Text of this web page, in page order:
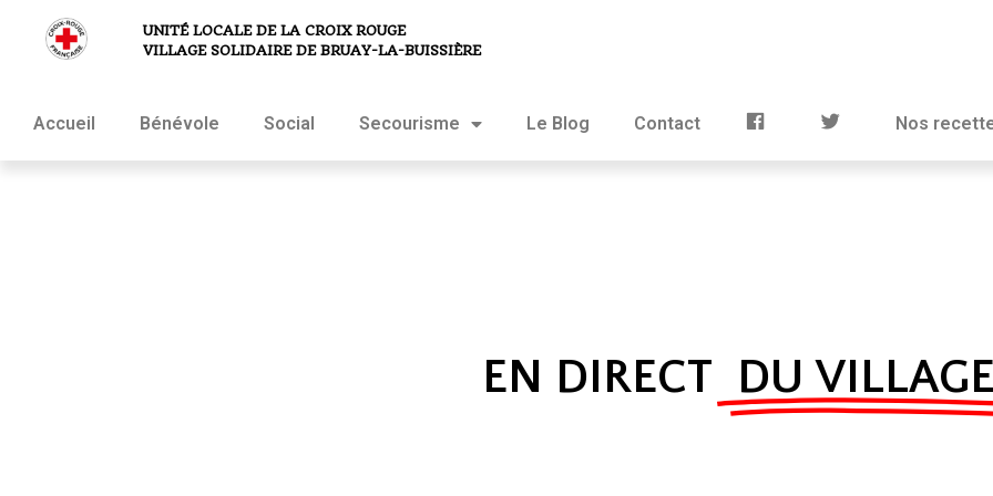
UNITÉ LOCALE DE LA CROIX ROUGE
VILLAGE SOLIDAIRE DE BRUAY-LA-BUISSIÈRE
Accueil Bénévole Social Secourisme Le Blog Contact Nos
EN DIRECT DU